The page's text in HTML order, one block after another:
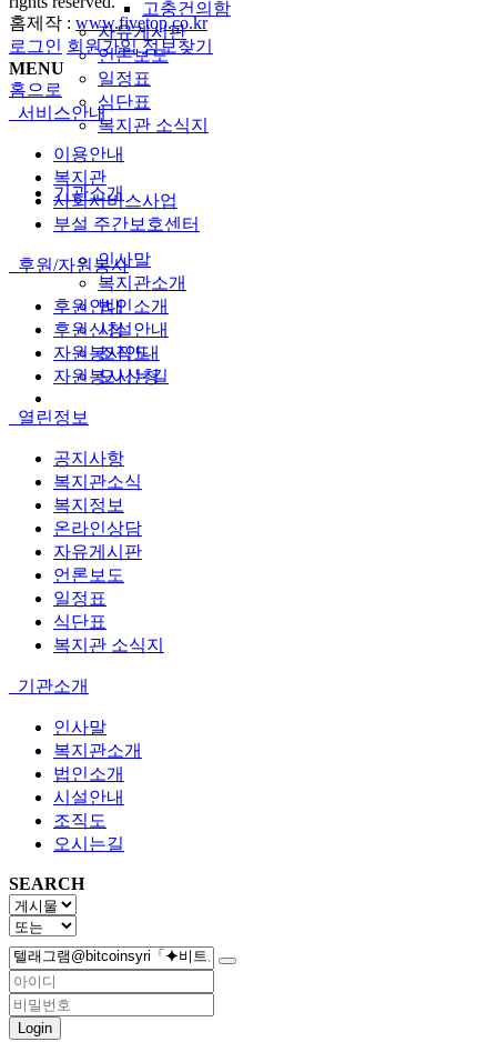
고충건의함
자유게시판
언론보도
일정표
식단표
복지관 소식지
기관소개
인사말
복지관소개
법인소개
시설안내
조직도
오시는길
홈제작 : www.fivetop.co.kr
로그인 회원가입 정보찾기
MENU
홈으로
서비스안내
이용안내
복지관
사회서비스사업
부설 주간보호센터
후원/자원봉사
후원안내
후원신청
자원봉사안내
자원봉사신청
열린정보
공지사항
복지관소식
복지정보
온라인상담
자유게시판
언론보도
일정표
식단표
복지관 소식지
기관소개
인사말
복지관소개
법인소개
시설안내
조직도
오시는길
SEARCH
Login